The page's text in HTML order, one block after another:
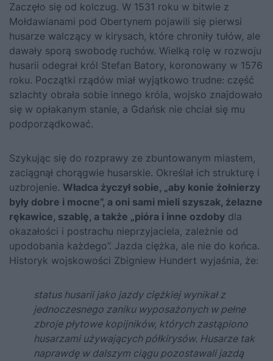
Zaczęło się od kolczug. W 1531 roku w bitwie z
Mołdawianami pod Obertynem pojawili się pierwsi
husarze walczący w kirysach, które chroniły tułów, ale
dawały sporą swobodę ruchów. Wielką rolę w rozwoju
husarii odegrał król Stefan Batory, koronowany w 1576
roku. Początki rządów miał wyjątkowo trudne: część
szlachty obrała sobie innego króla, wojsko znajdowało
się w opłakanym stanie, a Gdańsk nie chciał się mu
podporządkować.
Szykując się do rozprawy ze zbuntowanym miastem,
zaciągnął chorągwie husarskie. Określał ich strukturę i
uzbrojenie. Władca życzył sobie, „aby konie żołnierzy
były dobre i mocne”, a oni sami mieli szyszak, żelazne
rękawice, szablę, a także „pióra i inne ozdoby dla
okazałości i postrachu nieprzyjaciela, zależnie od
upodobania każdego”. Jazda ciężka, ale nie do końca.
Historyk wojskowości Zbigniew Hundert wyjaśnia, że:
status husarii jako jazdy ciężkiej wynikał z
jednoczesnego zaniku wyposażonych w pełne
zbroje płytowe kopijników, których zastąpiono
husarzami używających półkirysów. Husarze tak
naprawdę w dalszym ciągu pozostawali jazdą